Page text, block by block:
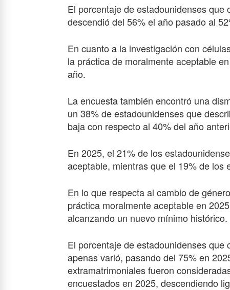
El porcentaje de estadounidenses
descendió del 56% el año pasado al
En cuanto a la investigación con
la práctica de moralmente aceptable
año.
La encuesta también encontró una
un 38% de estadounidenses que
baja con respecto al 40% del año
En 2025, el 21% de los
aceptable, mientras que el 19% de los
En lo que respecta al cambio de
práctica moralmente aceptable en
alcanzando un nuevo mínimo histórico.
El porcentaje de estadounidenses
apenas varió, pasando del 75% en
extramatrimoniales fueron
encuestados en 2025, descendiendo